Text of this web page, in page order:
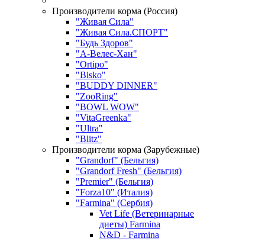
Производители корма (Россия)
"Живая Сила"
"Живая Сила.СПОРТ"
"Будь Здоров"
"А-Велес-Хан"
"Ortipo"
"Bisko"
"BUDDY DINNER"
"ZooRing"
"BOWL WOW"
"VitaGreenka"
"Ultra"
"Blitz"
Производители корма (Зарубежные)
"Grandorf" (Бельгия)
"Grandorf Fresh" (Бельгия)
"Premier" (Бельгия)
"Forza10" (Италия)
"Farmina" (Сербия)
Vet Life (Ветеринарные
диеты) Farmina
N&D - Farmina